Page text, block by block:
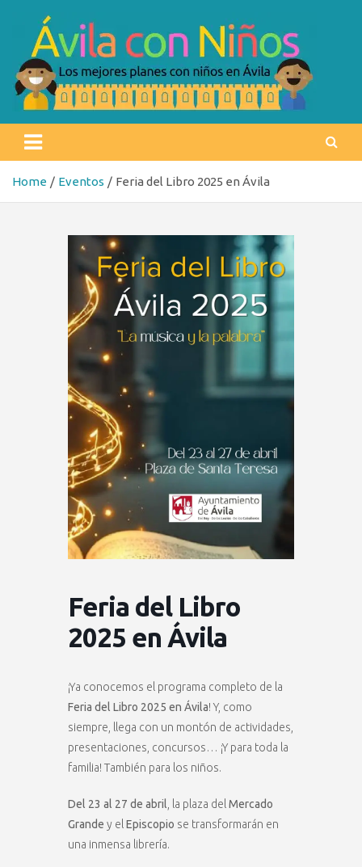
content
Ávila con niños
Home Eventos Feria del Libro 2025 en Ávila
Feria del Libro
2025 en Ávila
¡Ya conocemos el programa completo de la
Feria del Libro 2025 en Ávila! Y, como
siempre, llega con un montón de actividades,
presentaciones, concursos… ¡Y para toda la
familia! También para los niños.
Del 23 al 27 de abril , la plaza del Mercado
Grande y el Episcopio se transformarán en
una inmensa librería.